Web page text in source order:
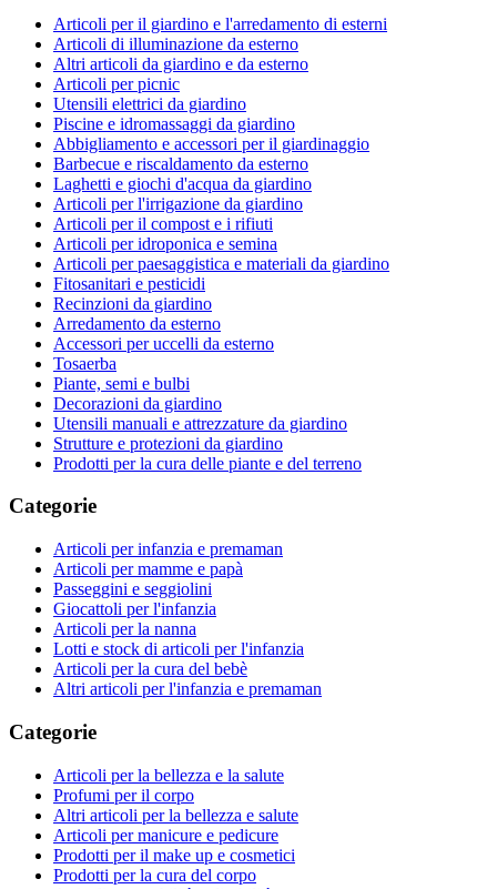
Articoli per il giardino e l'arredamento di esterni
Articoli di illuminazione da esterno
Altri articoli da giardino e da esterno
Articoli per picnic
Utensili elettrici da giardino
Piscine e idromassaggi da giardino
Abbigliamento e accessori per il giardinaggio
Barbecue e riscaldamento da esterno
Laghetti e giochi d'acqua da giardino
Articoli per l'irrigazione da giardino
Articoli per il compost e i rifiuti
Articoli per idroponica e semina
Articoli per paesaggistica e materiali da giardino
Fitosanitari e pesticidi
Recinzioni da giardino
Arredamento da esterno
Accessori per uccelli da esterno
Tosaerba
Piante, semi e bulbi
Decorazioni da giardino
Utensili manuali e attrezzature da giardino
Strutture e protezioni da giardino
Prodotti per la cura delle piante e del terreno
Categorie
Articoli per infanzia e premaman
Articoli per mamme e papà
Passeggini e seggiolini
Giocattoli per l'infanzia
Articoli per la nanna
Lotti e stock di articoli per l'infanzia
Articoli per la cura del bebè
Altri articoli per l'infanzia e premaman
Categorie
Articoli per la bellezza e la salute
Profumi per il corpo
Altri articoli per la bellezza e salute
Articoli per manicure e pedicure
Prodotti per il make up e cosmetici
Prodotti per la cura del corpo